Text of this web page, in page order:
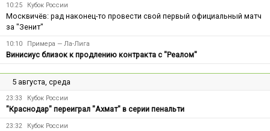
10:25 Кубок России
Москвичёв: рад наконец-то провести свой первый официальный матч
за "Зенит"
10:10 Примера — Ла-Лига
Винисиус близок к продлению контракта с "Реалом"
5 августа, среда
23:33 Кубок России
"Краснодар" переиграл "Ахмат" в серии пенальти
23:32 Кубок России